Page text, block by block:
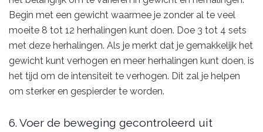
Begin met een gewicht waarmee je zonder al te veel
moeite 8 tot 12 herhalingen kunt doen. Doe 3 tot 4 sets
met deze herhalingen. Als je merkt dat je gemakkelijk het
gewicht kunt verhogen en meer herhalingen kunt doen, is
het tijd om de intensiteit te verhogen. Dit zal je helpen
om sterker en gespierder te worden.
6. Voer de beweging gecontroleerd uit